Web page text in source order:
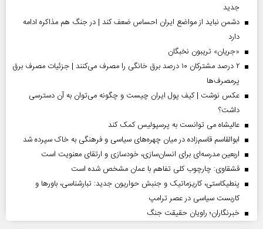
جدید
دشمن نباید از مواضع ایران احساس ضعف کند | در جنگ هم مذاکره ادامه
دارد
«جریان» تریبون نخبگان
۲ درصد مشترکان ۱۰ درصد برق خانگی را مصرف می‌کنند | جزئیات مصرف برق
پرمصرف‌ها
عکس نوشت | کیف پول ایران چیست و چگونه می‌توان به آن دسترسی
داشت؟
عالیشاه می توانست به پرسپولیس کمک کند
ابوالقاسم قاسم‌زاده در میان چهره‌های سیاسی و فرهنگی به خاک سپرده شد
اربعین مدرسه‌ای برای انسان‌سازی، خودسازی و ارتقای معنویت است
قشقاوی: چارچوب کلی تفاهم با عمان مشخص شده است
پنطیکاستی، کاریزماتیک و جنبش حواریون جدید: تبارشناسی، باور‌ها و
کاربست سیاسی در عصر ترامپ
خبرنگاران؛ راویان حقیقت جنگ